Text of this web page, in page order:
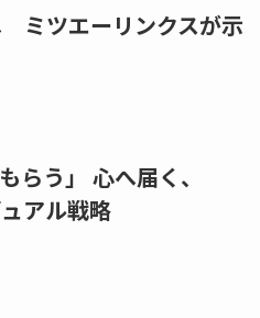
ミツエーリンクスが示
らう」 心へ届く、
アル戦略